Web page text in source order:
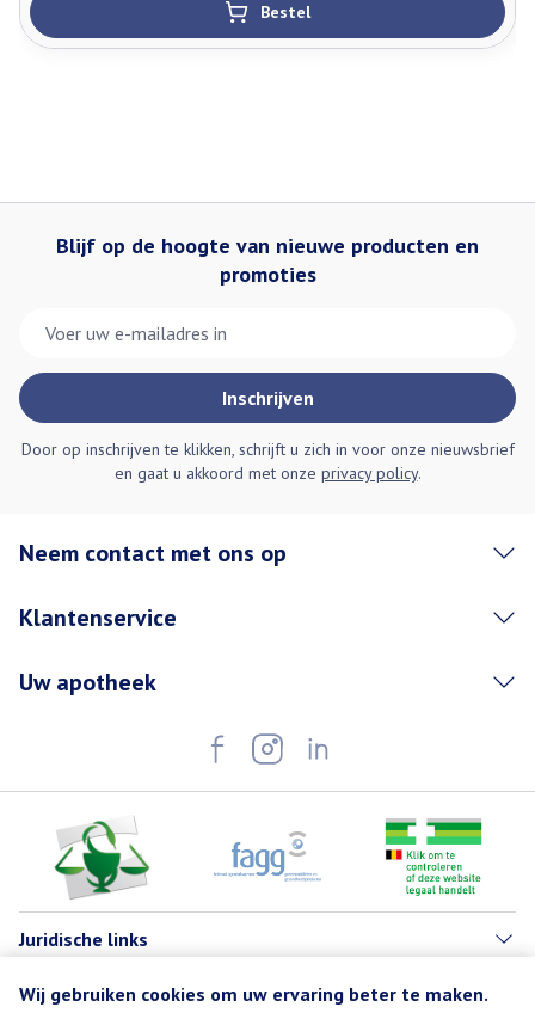
Wij gebruiken cookies om uw ervaring beter te maken.
Bestel
Blijf op de hoogte van nieuwe producten en
promoties
Inschrijven
Door op inschrijven te klikken, schrijft u zich in voor onze nieuwsbrief
en gaat u akkoord met onze privacy policy.
Neem contact met ons op
Klantenservice
Uw apotheek
Juridische links